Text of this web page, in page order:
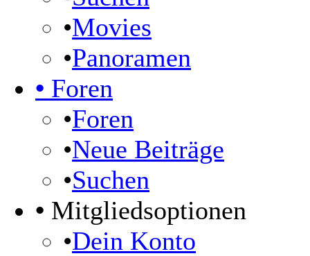
•Movies
•Panoramen
• Foren
•Foren
•Neue Beiträge
•Suchen
• Mitgliedsoptionen
•Dein Konto